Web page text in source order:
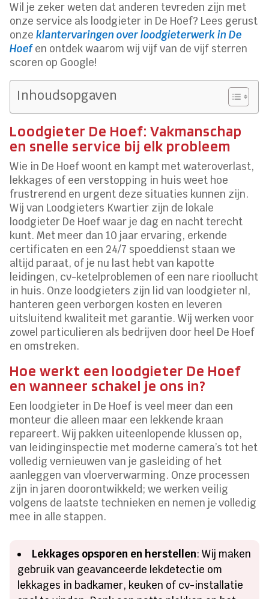
Wil je zeker weten dat anderen tevreden zijn met
onze service als loodgieter in De Hoef? Lees gerust
onzeklantervaringen over loodgieterwerk in De
Hoefen ontdek waarom wij vijf van de vijf sterren
scoren op Google!
Inhoudsopgaven
Loodgieter De Hoef: Vakmanschap
en snelle service bij elk probleem
Wie in De Hoef woont en kampt met wateroverlast,
lekkages of een verstopping in huis weet hoe
frustrerend en urgent deze situaties kunnen zijn.
Wij van Loodgieters Kwartier zijn de lokale
loodgieter De Hoef waar je dag en nacht terecht
kunt. Met meer dan 10 jaar ervaring, erkende
certificaten en een 24/7 spoeddienst staan we
altijd paraat, of je nu last hebt van kapotte
leidingen, cv-ketelproblemen of een nare rioollucht
in huis. Onze loodgieters zijn lid van loodgieter nl,
hanteren geen verborgen kosten en leveren
uitsluitend kwaliteit met garantie. Wij werken voor
zowel particulieren als bedrijven door heel De Hoef
en omstreken.
Hoe werkt een loodgieter De Hoef
en wanneer schakel je ons in?
Een loodgieter in De Hoef is veel meer dan een
monteur die alleen maar een lekkende kraan
repareert. Wij pakken uiteenlopende klussen op,
van leidinginspectie met moderne camera’s tot het
volledig vernieuwen van je gasleiding of het
aanleggen van vloerverwarming. Onze processen
zijn in jaren doorontwikkeld; we werken veilig
volgens de laatste technieken en nemen je volledig
mee in alle stappen.
Lekkages opsporen en herstellen: Wij maken
gebruik van geavanceerde lekdetectie om
lekkages in badkamer, keuken of cv-installatie